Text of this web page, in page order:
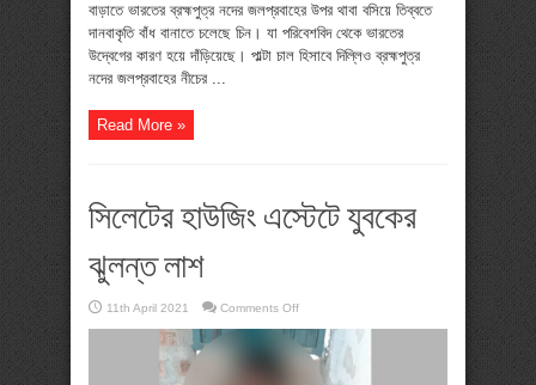
বাড়াতে ভারতের ব্রহ্মপুত্র নদের জলপ্রবাহের উপর থাবা বসিয়ে তিব্বতে
দানবাকৃতি বাঁধ বানাতে চলেছে চিন। যা পরিবেশবিদ থেকে ভারতের
উদ্বেগের কারণ হয়ে দাঁড়িয়েছে। পাল্টা চাল হিসাবে দিল্লিও ব্রহ্মপুত্র
নদের জলপ্রবাহের নীচের ...
Read More »
সিলেটের হাউজিং এস্টেটে যুবকের
ঝুলন্ত লাশ
11th April 2021 Comments Offon
হাউজিং
এস্টেটে
যুবকের
ঝুলন্ত